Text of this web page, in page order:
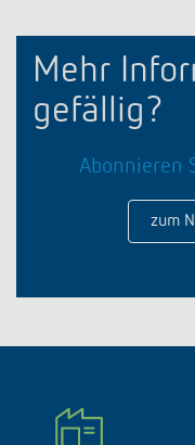
Mehr
gefällig?
Abonnieren
zum